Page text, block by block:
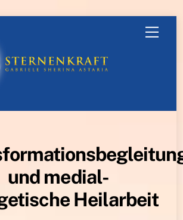
und medial-
Heilarbeit